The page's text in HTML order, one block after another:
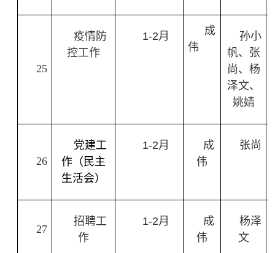
25
疫情防
控工作
1-2月
成
伟
孙小
帆、张
尚、杨
泽文、
姚婧
26
党建工
作（民主
生活会）
1-2月
成
伟
张尚
27
招聘工
作
1-2月
成
伟
杨泽
文